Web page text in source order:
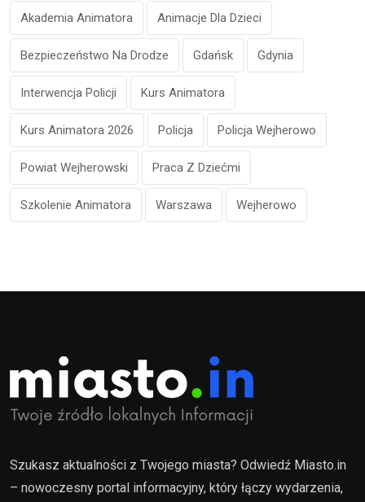
Akademia Animatora Animacje Dla Dzieci
Bezpieczeństwo Na Drodze Gdańsk Gdynia
Interwencja Policji Kurs Animatora
Kurs Animatora 2026 Policja Policja Wejherowo
Powiat Wejherowski Praca Z Dziećmi
Szkolenie Animatora Warszawa Wejherowo
Szukasz aktualności z Twojego miasta? Odwiedź Miasto.in
– nowoczesny portal informacyjny, który łączy wydarzenia,